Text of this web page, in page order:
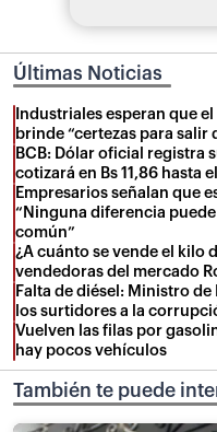
Últimas Noticias
Industriales esperan que
brinde “certezas para salir
BCB: Dólar oficial registra
cotizará en Bs 11,86 hasta
Empresarios señalan que
“Ninguna diferencia
común”
¿A cuánto se vende el kilo
vendedoras del mercado
Falta de diésel: Ministro
los surtidores a la
Vuelven las filas por
hay pocos vehículos
También te puede